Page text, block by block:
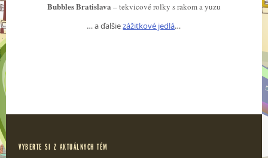
Bubbles Bratislava – tekvicové rolky s rakom a yuzu
… a ďalšiezážitkové jedlá…
VYBERTE SI Z AKTUÁLNYCH TÉM